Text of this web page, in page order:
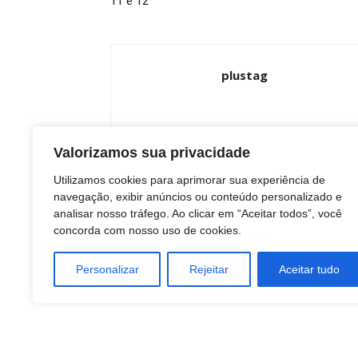
Valorizamos sua privacidade
Utilizamos cookies para aprimorar sua experiência de
navegação, exibir anúncios ou conteúdo personalizado e
analisar nosso tráfego. Ao clicar em “Aceitar todos”, você
concorda com nosso uso de cookies.
Personalizar Rejeitar Aceitar tudo
plustag
ARTIGOS RELACIONADOS Mais do